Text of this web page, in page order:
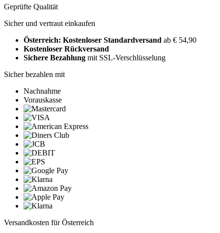
Geprüfte Qualität
Sicher und vertraut einkaufen
Österreich: Kostenloser Standardversand ab € 54,90
Kostenloser Rückversand
Sichere Bezahlung mit SSL-Verschlüsselung
Sicher bezahlen mit
Nachnahme
Vorauskasse
Versandkosten für Österreich